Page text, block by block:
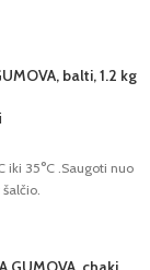
balti, 1.2 kg
iki 35°C .Saugoti nuo